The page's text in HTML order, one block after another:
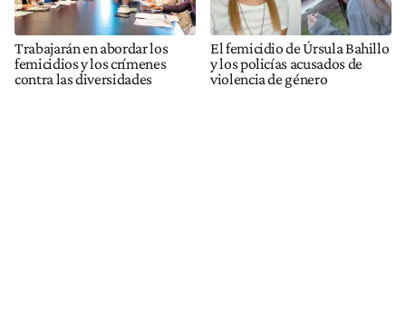
Trabajarán en abordar los
femicidios y los crímenes
contra las diversidades
El femicidio de Úrsula Bahillo
y los policías acusados de
violencia de género